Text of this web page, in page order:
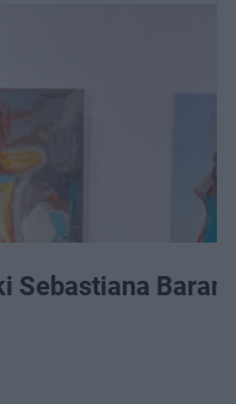
Sebastiana